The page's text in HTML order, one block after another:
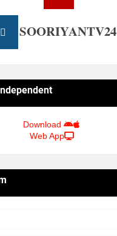
SOORIYANTV24
Download
Web App